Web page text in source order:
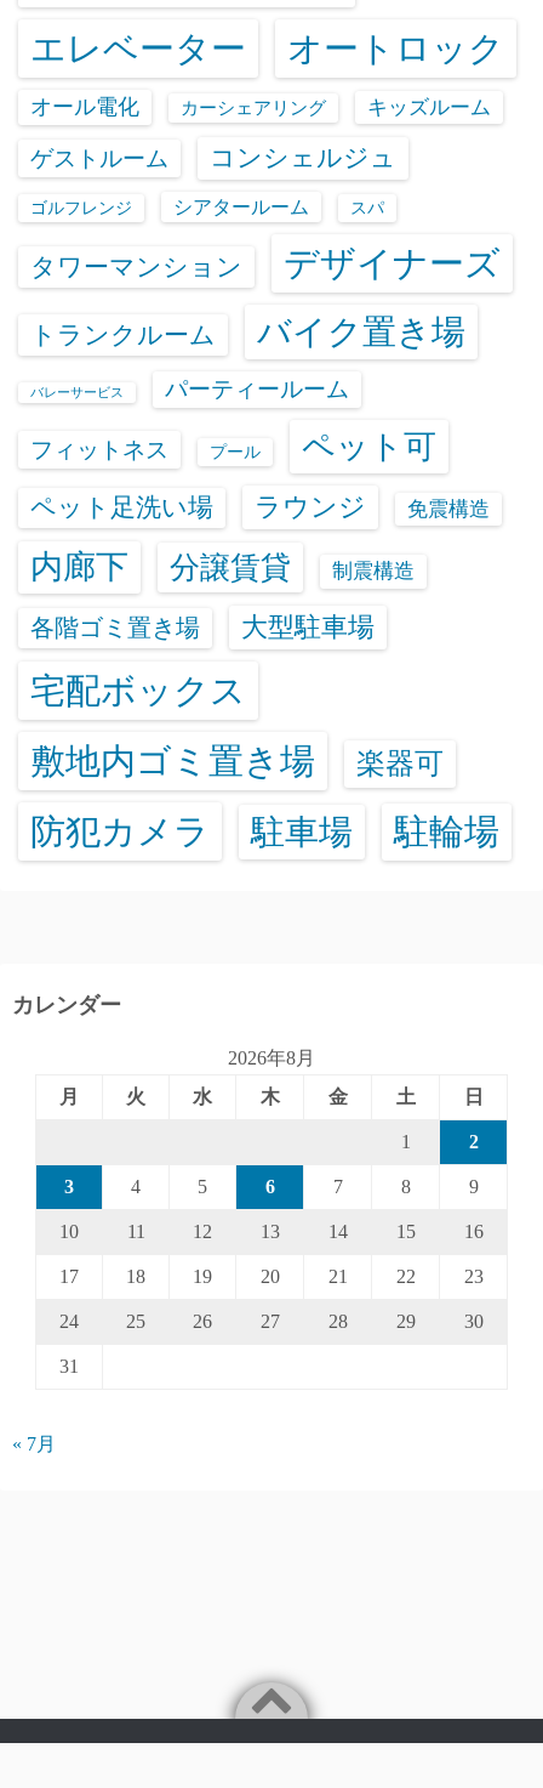
エレベーター オートロック
オール電化 カーシェアリング キッズルーム
ゲストルーム コンシェルジュ
ゴルフレンジ シアタールーム スパ
タワーマンション デザイナーズ
トランクルーム バイク置き場
バレーサービス パーティールーム
フィットネス プール ペット可
ペット足洗い場 ラウンジ 免震構造
内廊下 分譲賃貸 制震構造
各階ゴミ置き場 大型駐車場
宅配ボックス
敷地内ゴミ置き場
楽器可
防犯カメラ 駐車場 駐輪場
カレンダー
2026年8月
月
火 水 木 金 土 日
1 2
3 4 5 6 7 8 9
10 11 12 13 14 15 16
17 18 19 20 21 22 23
24 25 26 27 28 29 30
31
« 7月